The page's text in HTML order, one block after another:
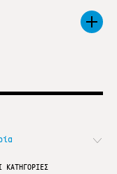
ΚΑΤΗΓΟΡΙΕΣ